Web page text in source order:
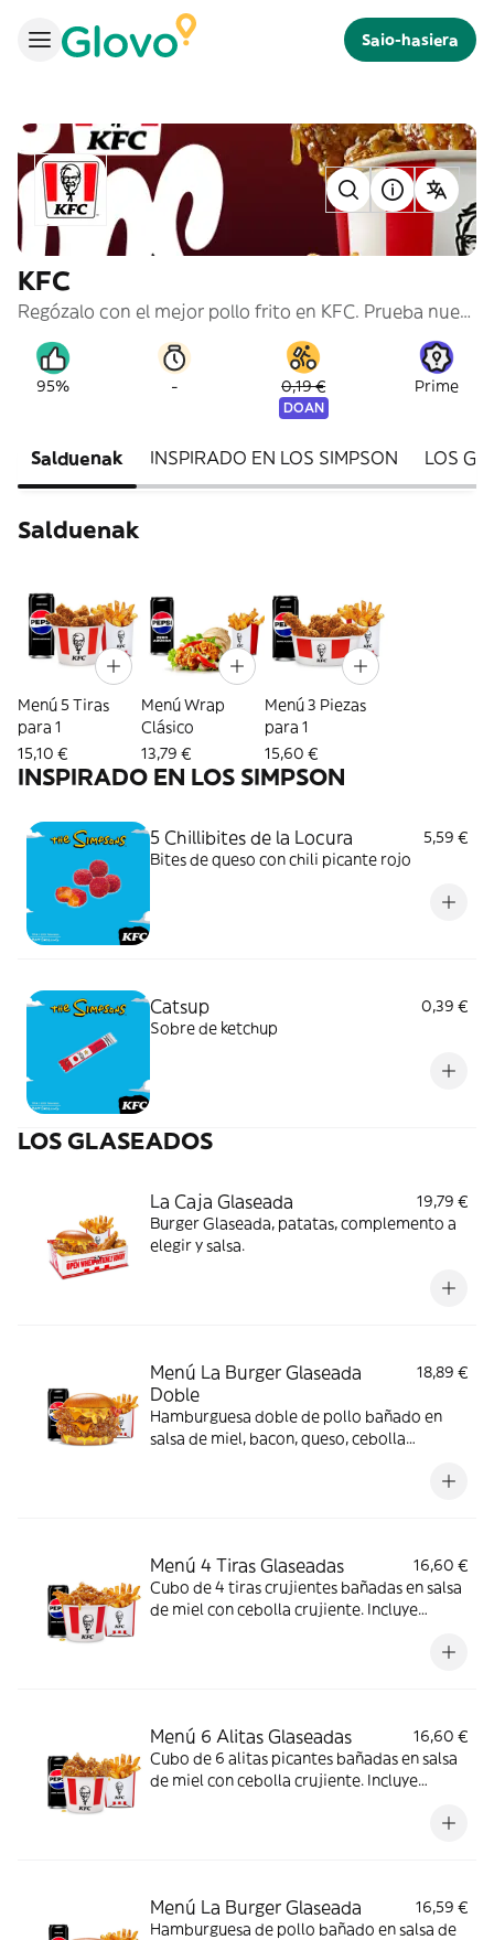
Saio-hasiera
KFC
Regózalo con el mejor pollo frito en KFC. Prueba nuestros cubos de #PolloPollo, burgers y menús para compartir.
95% - 0,19 €
DOAN
Prime
Salduenak INSPIRADO EN LOS SIMPSON LOS
Salduenak
Menú 5 Tiras
para 1
15,10 €
Menú Wrap
Clásico
13,79 €
Menú 3 Piezas
para 1
15,60 €
INSPIRADO EN LOS SIMPSON
5 Chillibites de la Locura
5,59 €
Bites de queso con chili picante rojo
Catsup
0,39 €
Sobre de ketchup
LOS GLASEADOS
La Caja Glaseada
19,79 €
Burger Glaseada, patatas, complemento a
elegir y salsa.
Menú La Burger Glaseada
Doble
18,89 €
Hamburguesa doble de pollo bañado en
salsa de miel, bacon, queso, cebolla
Menú 4 Tiras Glaseadas
16,60 €
Cubo de 4 tiras crujientes bañadas en salsa
de miel con cebolla crujiente. Incluye
Menú 6 Alitas Glaseadas
16,60 €
Cubo de 6 alitas picantes bañadas en salsa
de miel con cebolla crujiente. Incluye
Menú La Burger Glaseada
16,59 €
Hamburguesa de pollo bañado en salsa de